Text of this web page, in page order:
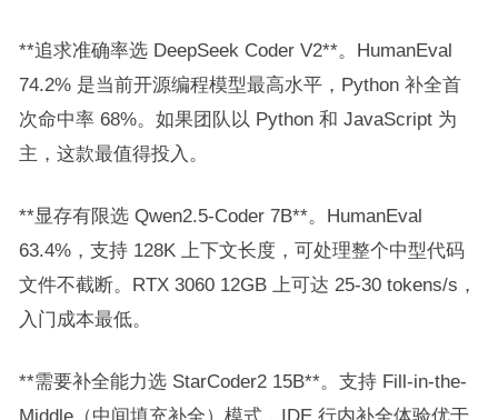
**追求准确率选 DeepSeek Coder V2**。HumanEval
74.2% 是当前开源编程模型最高水平，Python 补全首
次命中率 68%。如果团队以 Python 和 JavaScript 为
主，这款最值得投入。
**显存有限选 Qwen2.5-Coder 7B**。HumanEval
63.4%，支持 128K 上下文长度，可处理整个中型代码
文件不截断。RTX 3060 12GB 上可达 25-30 tokens/s，
入门成本最低。
**需要补全能力选 StarCoder2 15B**。支持 Fill-in-the-
Middle（中间填充补全）模式，IDE 行内补全体验优于